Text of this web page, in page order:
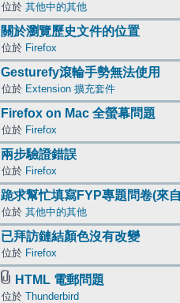
位於 其他中的其他
關於瀏覽歷史文件的位置
位於 Firefox
Gesturefy滾輪手勢無法使用
位於 Extension 擴充套件
Firefox on Mac 全螢幕問題
位於 Firefox
兩步驗證錯誤
位於 Firefox
跪求幫忙填寫FYP專題問卷(來
位於 其他中的其他
已拜訪鏈結顏色沒有改變
位於 Firefox
HTML 電郵問題
位於 Thunderbird